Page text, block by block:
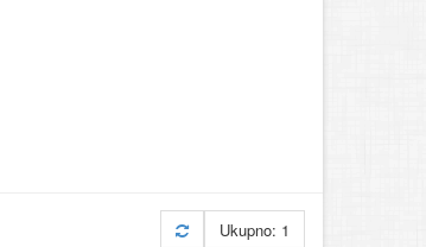
Ukupno: 1